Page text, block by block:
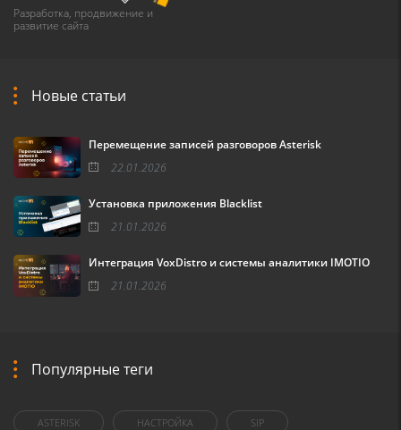
Разработка, продвижение и
развитие сайта
Новые статьи
Перемещение записей разговоров Asterisk
22.01.2026
Установка приложения Blacklist
21.01.2026
Интеграция VoxDistro и системы аналитики IMOTIO
21.01.2026
Популярные теги
ASTERISK НАСТРОЙКА SIP